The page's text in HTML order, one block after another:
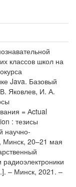
классов школ на
Java. Базовый
Яковлев, И. А.
= Аctual
: тезисы
научно-
Минск, 20–21 мая
– Минск, 2021. –